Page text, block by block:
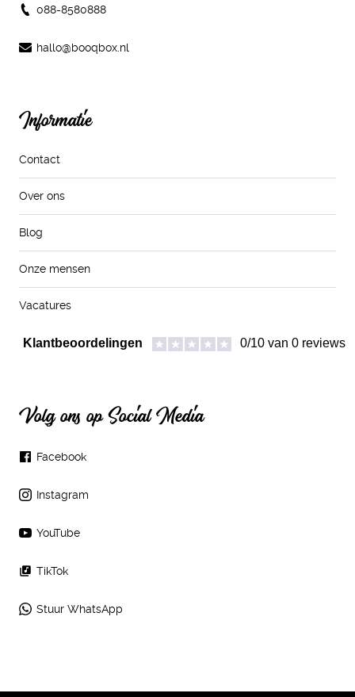
088-8580888
hallo@booqbox.nl
Informatie
Contact
Over ons
Blog
Onze mensen
Vacatures
Volg ons op Social Media
Facebook
Instagram
YouTube
TikTok
Stuur WhatsApp